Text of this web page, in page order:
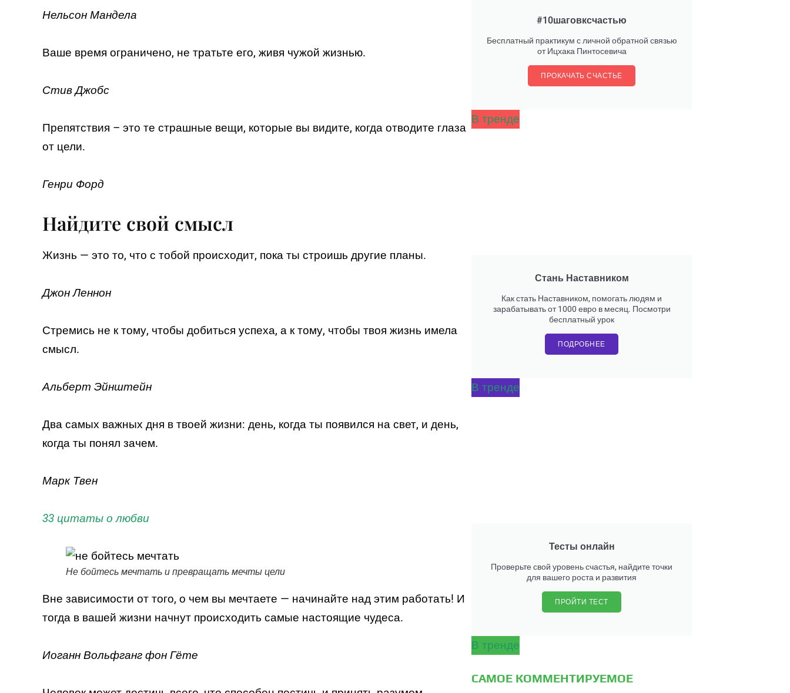
Нельсон Мандела
Ваше время ограничено, не тратьте его, живя чужой жизнью.
Стив Джобс
Препятствия – это те страшные вещи, которые вы видите, когда отводите глаза
от цели.
Генри Форд
Найдите свой смысл
Жизнь — это то, что с тобой происходит, пока ты строишь другие планы.
Джон Леннон
Стремись не к тому, чтобы добиться успеха, а к тому, чтобы твоя жизнь имела
смысл.
Альберт Эйнштейн
Два самых важных дня в твоей жизни: день, когда ты появился на свет, и день,
когда ты понял зачем.
Марк Твен
33 цитаты о любви
Не бойтесь мечтать и превращать мечты цели
Вне зависимости от того, о чем вы мечтаете — начинайте над этим работать! И
тогда в вашей жизни начнут происходить самые настоящие чудеса.
Иоганн Вольфганг фон Гёте
#10шаговксчастью
Бесплатный практикум с личной обратной связью
от Ицхака Пинтосевича
ПРОКАЧАТЬ СЧАСТЬЕ
В тренде
Стань Наставником
Как стать Наставником, помогать людям и
зарабатывать от 1000 евро в месяц. Посмотри
бесплатный урок
ПОДРОБНЕЕ
В тренде
Тесты онлайн
Проверьте свой уровень счастья, найдите точки
для вашего роста и развития
ПРОЙТИ ТЕСТ
В тренде
САМОЕ КОММЕНТИРУЕМОЕ